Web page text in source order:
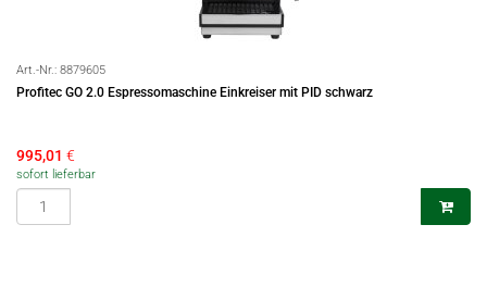
Art.-Nr.: 8879605
Profitec GO 2.0 Espressomaschine Einkreiser mit PID schwarz
995,01 €
sofort lieferbar